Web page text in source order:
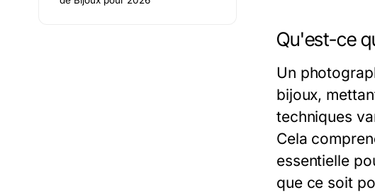
Qu'est-ce
Un
bijoux,
techniques
Cela
essentielle
que ce soit